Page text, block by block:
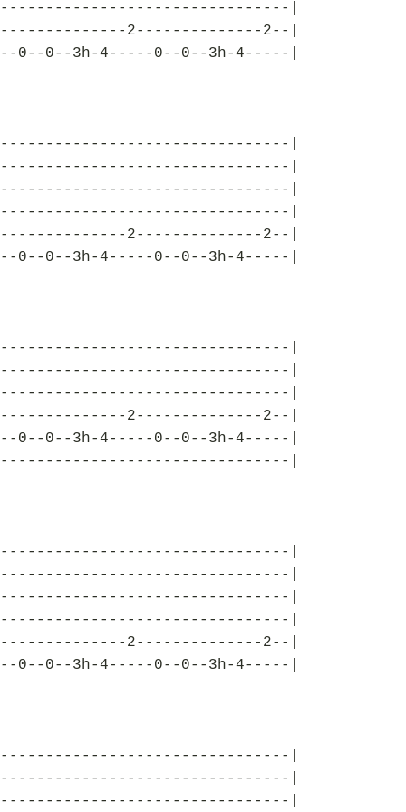
|
2--------------2--|
0--3h-4-----0--0--3h-4-----|
|
|
|
|
2--------------2--|
0--0--3h-4-----0--0--3h-4-----|
|
|
|
2--------------2--|
0--3h-4-----0--0--3h-4-----|
|--------------------------------|
|
|
|
|
|--------------2--------------2--|
0--3h-4-----0--0--3h-4-----|
|
|
|